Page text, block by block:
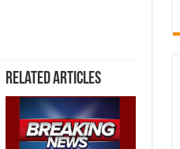
Related Articles